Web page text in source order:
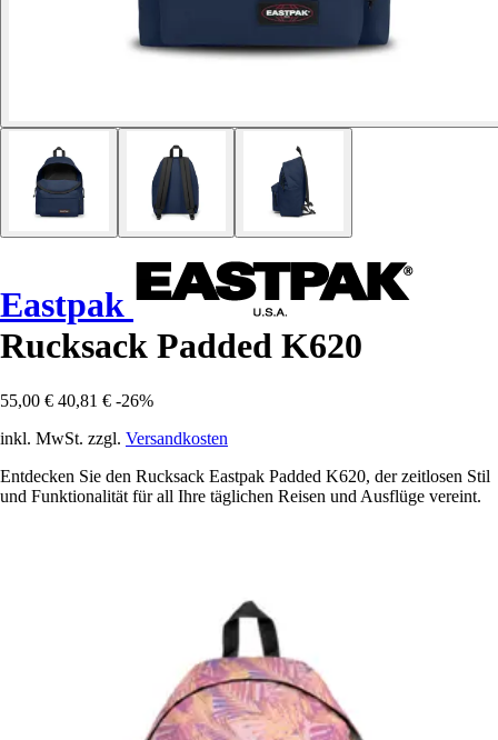
Eastpak
Rucksack Padded K620
55,00 € 40,81 € -26%
inkl. MwSt. zzgl. Versandkosten
Entdecken Sie den Rucksack Eastpak Padded K620, der zeitlosen Stil
und Funktionalität für all Ihre täglichen Reisen und Ausflüge vereint.